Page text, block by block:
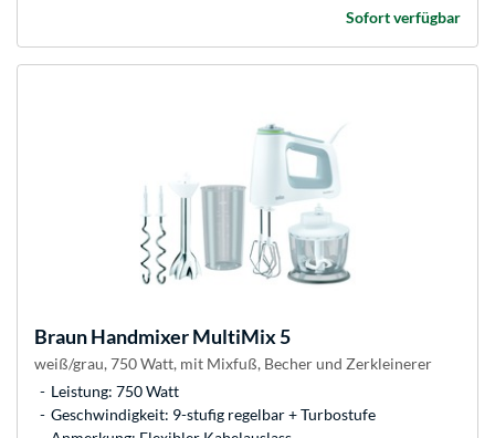
Sofort verfügbar
BraunHandmixer MultiMix 5
weiß/grau, 750 Watt, mit Mixfuß, Becher und Zerkleinerer
Leistung: 750 Watt
Geschwindigkeit: 9-stufig regelbar + Turbostufe